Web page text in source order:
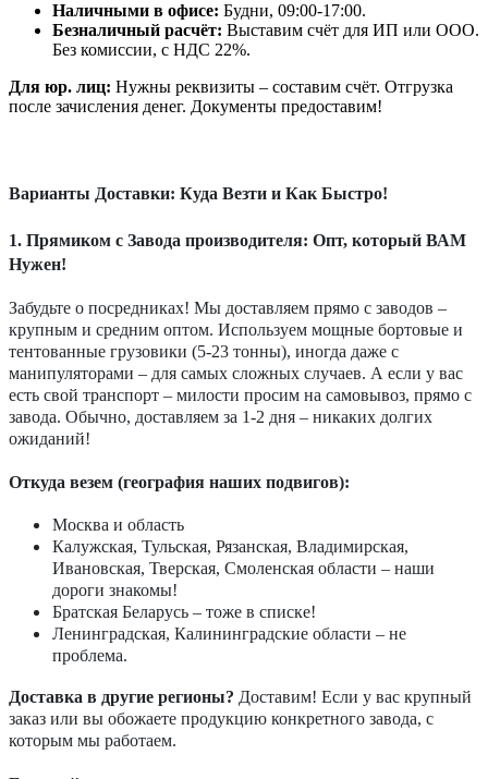
Наличными в офисе: Будни, 09:00-17:00.
Безналичный расчёт: Выставим счёт для ИП или ООО.
Без комиссии, с НДС 22%.
Для юр. лиц: Нужны реквизиты – составим счёт. Отгрузка
после зачисления денег. Документы предоставим!
Варианты Доставки: Куда Везти и Как Быстро!
1. Прямиком с Завода производителя: Опт, который ВАМ
Нужен!
Забудьте о посредниках! Мы доставляем прямо с заводов –
крупным и средним оптом. Используем мощные бортовые и
тентованные грузовики (5-23 тонны), иногда даже с
манипуляторами – для самых сложных случаев. А если у вас
есть свой транспорт – милости просим на самовывоз, прямо с
завода. Обычно, доставляем за 1-2 дня – никаких долгих
ожиданий!
Откуда везем (география наших подвигов):
Москва и область
Калужская, Тульская, Рязанская, Владимирская,
Ивановская, Тверская, Смоленская области – наши
дороги знакомы!
Братская Беларусь – тоже в списке!
Ленинградская, Калининградские области – не
проблема.
Доставка в другие регионы? Доставим! Если у вас крупный
заказ или вы обожаете продукцию конкретного завода, с
которым мы работаем.